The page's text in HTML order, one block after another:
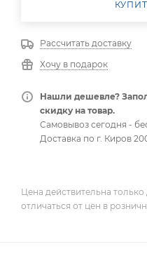
Рассчитать доставку
Хочу в подарок
Нашли дешевле?
скидку на товар.
Самовывоз сегодня -
Доставка по г. Киров
Цена действительна
отличаться от цен в